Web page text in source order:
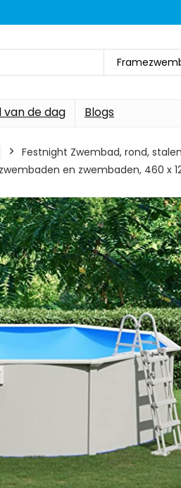
van de dag Blogs
Festnight Zwembad, rond,
en zwembaden, 460 x